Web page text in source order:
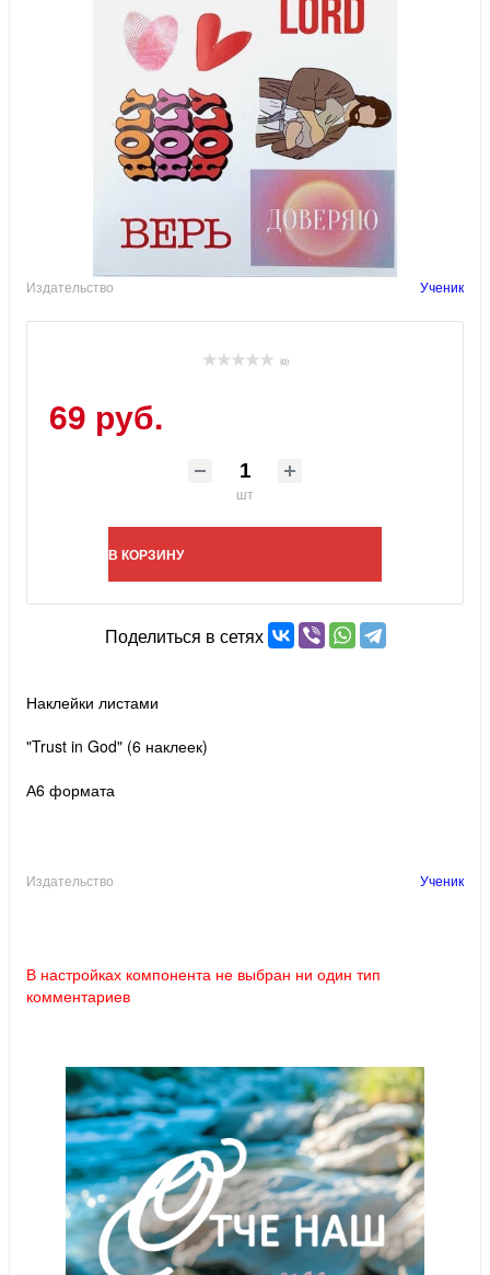
Издательство Ученик
(0)
69 руб.
шт
В КОРЗИНУ
Поделиться в сетях
Наклейки листами
"Trust in God" (6 наклеек)
А6 формата
Издательство Ученик
В настройках компонента не выбран ни один тип
комментариев